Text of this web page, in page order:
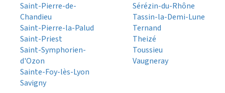
Saint-Pierre-de-
Chandieu
Saint-Pierre-la-Palud
Saint-Priest
Saint-Symphorien-
d'Ozon
Sainte-Foy-lès-Lyon
Savigny
Sérézin-du-Rhône
Tassin-la-Demi-Lune
Ternand
Theizé
Toussieu
Vaugneray